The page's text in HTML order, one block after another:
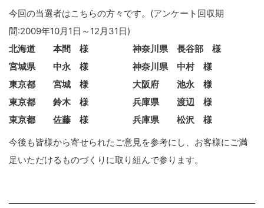
今回の当選者はこちらの方々です。(アンケート回収期
間:2009年10月1日～12月31日)
北海道 本間 様 神奈川県 長谷部 様
宮城県 中永 様 神奈川県 中村 様
東京都 宮城 様 大阪府 池永 様
東京都 鈴木 様 兵庫県 渡辺 様
東京都 佐藤 様 兵庫県 松沢 様
今後も皆様から寄せられたご意見を参考にし、お客様にご満
足いただけるものづくりに取り組んで参ります。